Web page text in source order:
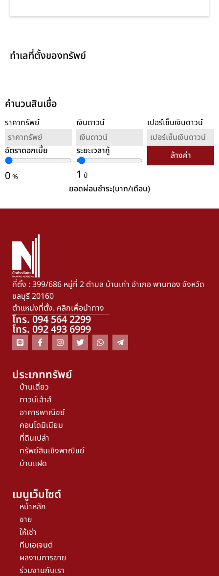
ทำเลที่ตั้งของทรัพย์
คำนวนสินเชื่อ
ราคาทรัพย์ เงินดาวน์ เปอร์เซ็นเงินดาวน์
อัตราดอกเบี้ย
0%
ระยะเวลากู้
1 ปี
ล้างค่า
ยอดผ่อนชำระ(บาท/เดือน)
ที่ตั้ง : 399/686 หมู่ที่ 2 ตำบล บ้านเก่า อำเภอ พานทอง จังหวัด
ชลบุรี 20160
ตำแหน่งที่ตั้ง. คลิกเพื่อนำทาง
โทร. 094 564 2299
โทร. 092 493 6999
ประเภททรัพย์
บ้านเดี่ยว
ทาวน์เฮ้าส์
อาคารพาณิชย์
คอนโดมิเนียม
ที่ดินเปล่า
ทรัพย์สินเชิงพาณิชย์
บ้านแฝด
เมนูเว็บไซต์
หน้าหลัก
ขาย
ให้เช่า
ทีมเอเจนต์
ผลงานการขาย
ร่วมงานกับเรา